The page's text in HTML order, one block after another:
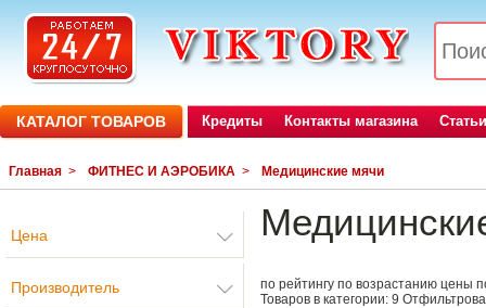
КАТАЛОГ ТОВАРОВ Кредиты Контакты магазина Статьи
Главная > ФИТНЕС И АЭРОБИКА > Медицинские мячи
Цена
Производитель по рейтингу по возрастанию цены
Товаров в категории: 9